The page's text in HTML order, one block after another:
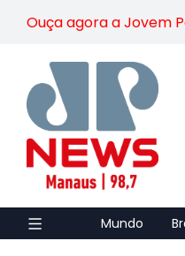
Ouça agora a Jovem
Mundo